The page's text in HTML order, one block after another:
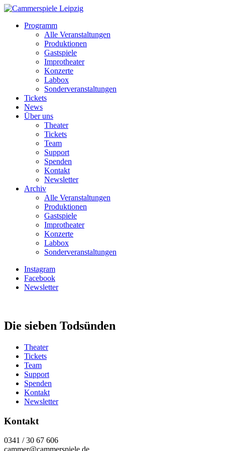
Programm
Alle Veranstaltungen
Produktionen
Gastspiele
Improtheater
Konzerte
Labbox
Sonderveranstaltungen
Tickets
News
Über uns
Theater
Tickets
Team
Support
Spenden
Kontakt
Newsletter
Archiv
Alle Veranstaltungen
Produktionen
Gastspiele
Improtheater
Konzerte
Labbox
Sonderveranstaltungen
Instagram
Facebook
Newsletter
Die sieben Todsünden
Theater
Tickets
Team
Support
Spenden
Kontakt
Newsletter
Kontakt
0341 / 30 67 606